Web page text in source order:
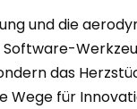
und die
das
für